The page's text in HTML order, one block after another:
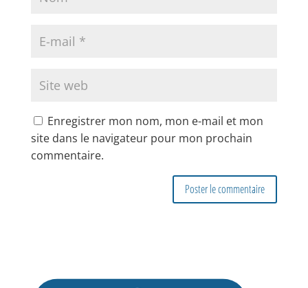
Enregistrer mon nom, mon e-mail et mon
site dans le navigateur pour mon prochain
commentaire.